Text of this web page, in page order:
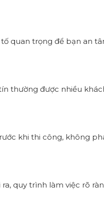
quan trọng để bạn an
thường được nhiều
khi thi công, không
quy trình làm việc rõ